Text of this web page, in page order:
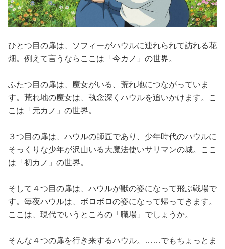
ひとつ目の扉は、ソフィーがハウルに連れられて訪れる花
畑。例えて言うならここは「今カノ」の世界。
ふたつ目の扉は、魔女がいる、荒れ地につながっていま
す。荒れ地の魔女は、執念深くハウルを追いかけます。こ
こは「元カノ」の世界。
３つ目の扉は、ハウルの師匠であり、少年時代のハウルに
そっくりな少年が沢山いる大魔法使いサリマンの城。ここ
は「初カノ」の世界。
そして４つ目の扉は、ハウルが獣の姿になって飛ぶ戦場で
す。毎夜ハウルは、ボロボロの姿になって帰ってきます。
ここは、現代でいうところの「職場」でしょうか。
そんな４つの扉を行き来するハウル。……でもちょっとま